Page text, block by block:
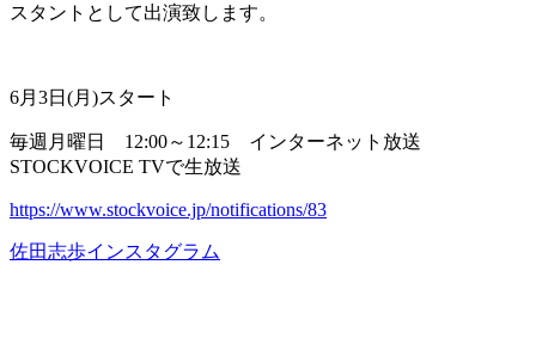
スタントとして出演致します。
6月3日(月)スタート
毎週月曜日 12:00～12:15 インターネット放送
STOCKVOICE TVで生放送
https://www.stockvoice.jp/notifications/83
佐田志歩インスタグラム